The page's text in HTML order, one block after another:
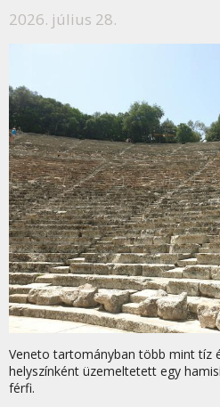
2026. július 28.
Veneto tartományban több mint tíz
helyszínként üzemeltetett egy
férfi.